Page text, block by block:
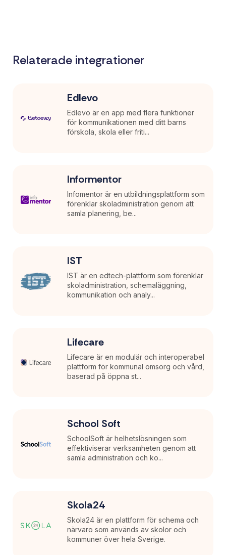
Relaterade integrationer
Edlevo
Edlevo är en app med flera funktioner
för kommunikationen med ditt barns
förskola, skola eller friti...
Informentor
Infomentor är en utbildningsplattform som
förenklar skoladministration genom att
samla planering, be...
IST
IST är en edtech-plattform som förenklar
skoladministration, schemaläggning,
kommunikation och analy...
Lifecare
Lifecare är en modulär och interoperabel
plattform för kommunal omsorg och vård,
baserad på öppna st...
School Soft
SchoolSoft är helhetslösningen som
effektiviserar verksamheten genom att
samla administration och ko...
Skola24
Skola24 är en plattform för schema och
närvaro som används av skolor och
kommuner över hela Sverige.